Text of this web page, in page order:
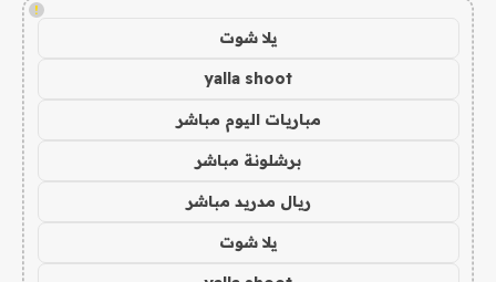
!
يلا شوت
yalla shoot
مباريات اليوم مباشر
برشلونة مباشر
ريال مدريد مباشر
يلا شوت